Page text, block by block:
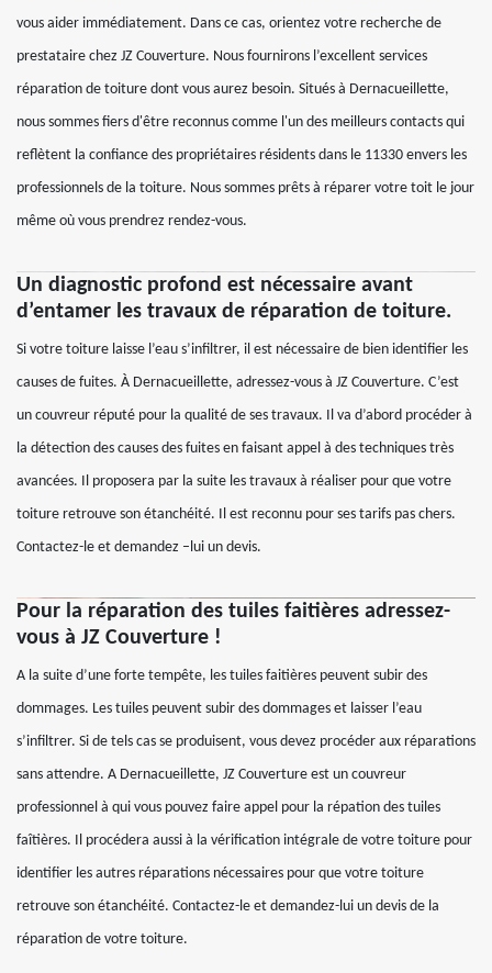
vous aider immédiatement. Dans ce cas, orientez votre recherche de
prestataire chez JZ Couverture. Nous fournirons l’excellent services
réparation de toiture dont vous aurez besoin. Situés à Dernacueillette,
nous sommes fiers d'être reconnus comme l'un des meilleurs contacts qui
reflètent la confiance des propriétaires résidents dans le 11330 envers les
professionnels de la toiture. Nous sommes prêts à réparer votre toit le jour
même où vous prendrez rendez-vous.
Un diagnostic profond est nécessaire avant
d’entamer les travaux de réparation de toiture.
Si votre toiture laisse l’eau s’infiltrer, il est nécessaire de bien identifier les
causes de fuites. À Dernacueillette, adressez-vous à JZ Couverture. C’est
un couvreur réputé pour la qualité de ses travaux. Il va d’abord procéder à
la détection des causes des fuites en faisant appel à des techniques très
avancées. Il proposera par la suite les travaux à réaliser pour que votre
toiture retrouve son étanchéité. Il est reconnu pour ses tarifs pas chers.
Contactez-le et demandez –lui un devis.
Pour la réparation des tuiles faitières adressez-
vous à JZ Couverture !
A la suite d’une forte tempête, les tuiles faitières peuvent subir des
dommages. Les tuiles peuvent subir des dommages et laisser l’eau
s’infiltrer. Si de tels cas se produisent, vous devez procéder aux réparations
sans attendre. A Dernacueillette, JZ Couverture est un couvreur
professionnel à qui vous pouvez faire appel pour la répation des tuiles
faîtières. Il procédera aussi à la vérification intégrale de votre toiture pour
identifier les autres réparations nécessaires pour que votre toiture
retrouve son étanchéité. Contactez-le et demandez-lui un devis de la
réparation de votre toiture.